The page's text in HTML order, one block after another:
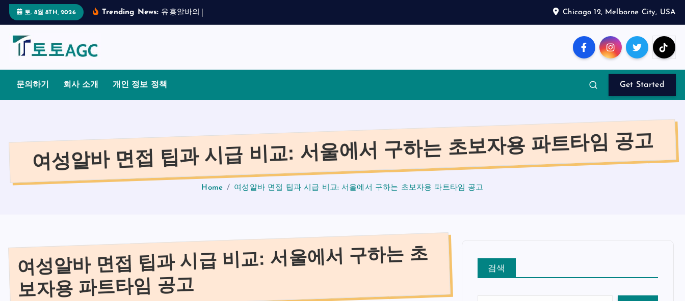
o
토. 8월 8TH, 2026 Trending News: 유 흥알바의 Chicago 12, Melborne City, USA
문의하기 회사 소개 개인 정보 정책 Get Started
여성알바 면접 팁과 시급 비교: 서울에서 구하는 초보자용 파트타임 공고
Home 여성알바 면접 팁과 시급 비교: 서울에서 구하는 초보자용 파트타임 공고
여성알바 면접 팁과 시급 비교: 서울에서 구하는 초
보자용 파트타임 공고
검색